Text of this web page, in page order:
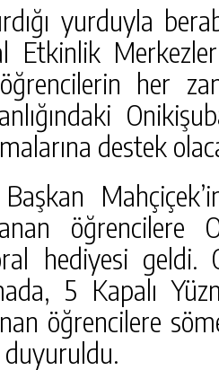
yurduyla
Etkinlik
her
destek
öğrencilere
hediyesi geldi.
5 Kapalı
öğrencilere
HABER AKIŞI
KIZ KUR’AN KURSU
DARENDE GEZISI.